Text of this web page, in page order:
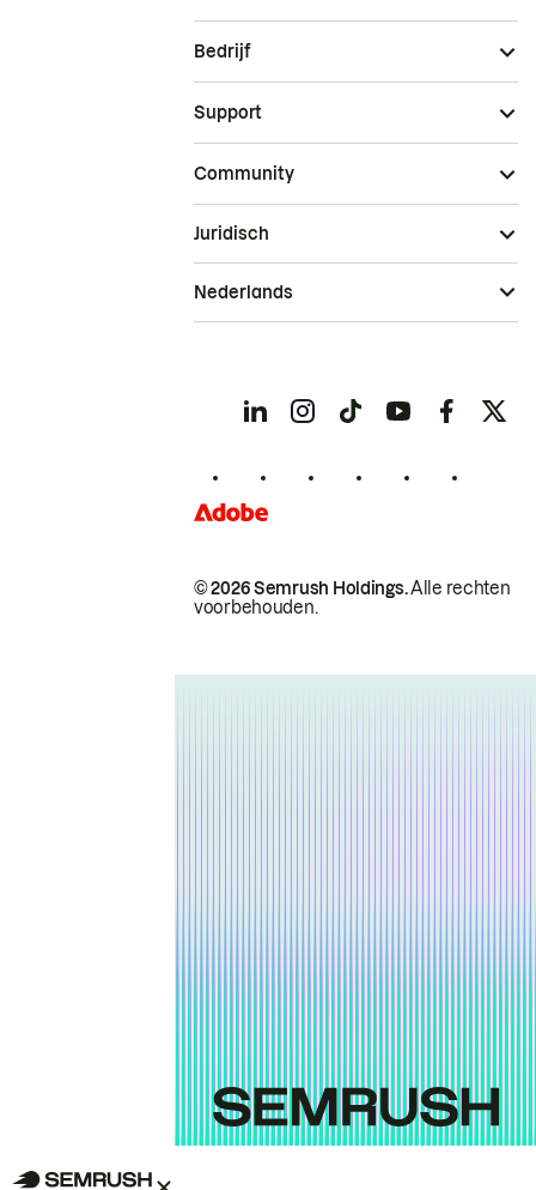
Bedrijf
Support
Community
© 2026 Semrush Holdings.Alle rechten
voorbehouden.
Juridisch
Nederlands